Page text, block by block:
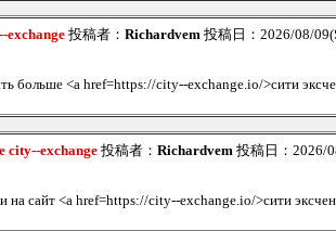
exchange 投稿者： Richardvem 投稿日：2026/08/
больше <a href=https://city--exchange.io/>сити
city--exchange 投稿者： Richardvem 投稿日：2026/
на сайт <a href=https://city--exchange.io/>сити